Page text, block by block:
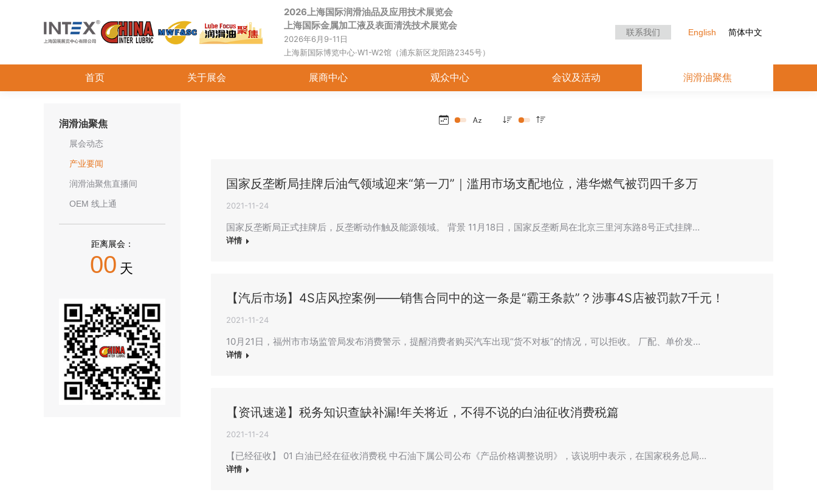
2026上海国际润滑油品及应用技术展览会
上海国际金属加工液及表面清洗技术展览会
2026年6月9-11日
上海新国际博览中心·W1-W2馆（浦东新区龙阳路2345号）
联系我们 English 简体中文
首页 关于展会 展商中心 观众中心 会议及活动 润滑油聚焦
国家反垄断局挂牌后油气领域迎来“第一刀”｜滥用市场支配地位，港华燃气被罚四千多万
2021-11-24
国家反垄断局正式挂牌后，反垄断动作触及能源领域。 背景 11月18日，国家反垄断局在北京三里河东路8号正式挂牌…
详情
【汽后市场】4S店风控案例——销售合同中的这一条是“霸王条款”？涉事4S店被罚款7千元！
2021-11-24
10月21日，福州市市场监管局发布消费警示，提醒消费者购买汽车出现“货不对板”的情况，可以拒收。 厂配、单价发…
详情
【资讯速递】税务知识查缺补漏!年关将近，不得不说的白油征收消费税篇
2021-11-24
【已经征收】 01 白油已经在征收消费税 中石油下属公司公布《产品价格调整说明》，该说明中表示，在国家税务总局…
详情
润滑油聚焦
展会动态
产业要闻
润滑油聚焦直播间
OEM 线上通
距离展会：
00 天
首页 关于展会 展商中心